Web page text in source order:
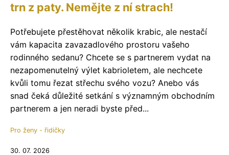
trn z paty. Nemějte z ní strach!
Potřebujete přestěhovat několik krabic, ale nestačí
vám kapacita zavazadlového prostoru vašeho
rodinného sedanu? Chcete se s partnerem vydat na
nezapomenutelný výlet kabrioletem, ale nechcete
kvůli tomu řezat střechu svého vozu? Anebo vás
snad čeká důležité setkání s významným obchodním
partnerem a jen neradi byste před...
Pro ženy - řidičky
30. 07. 2026